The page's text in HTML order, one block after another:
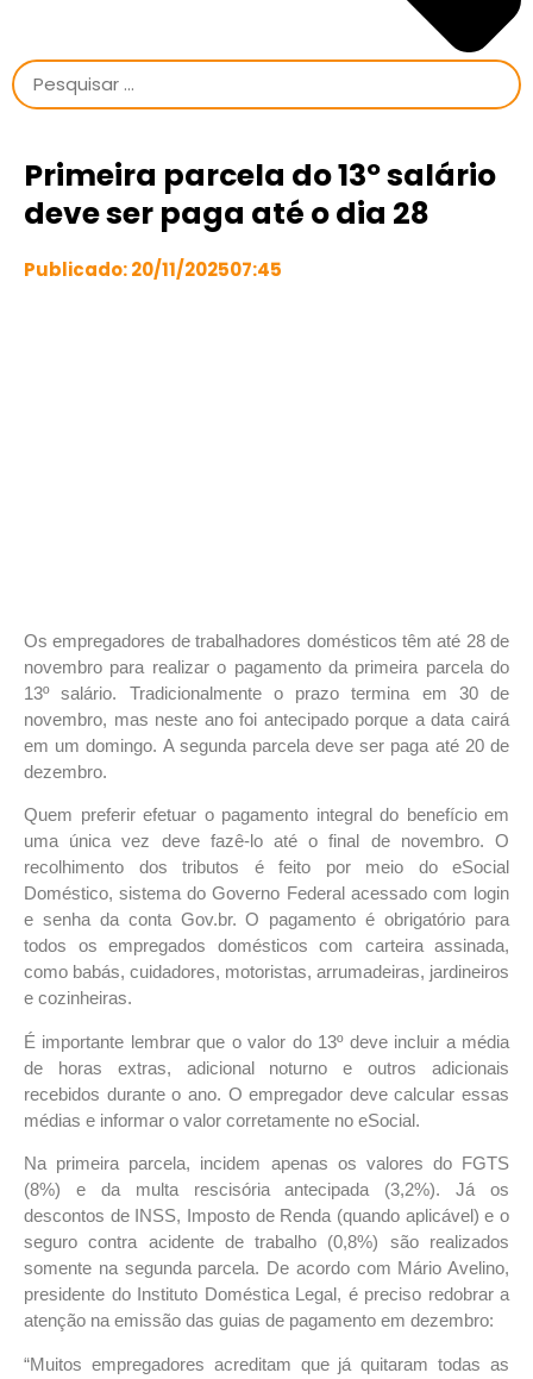
Primeira parcela do 13º salário
deve ser paga até o dia 28
Publicado:20/11/202507:45
Os empregadores de trabalhadores domésticos têm até 28 de
novembro para realizar o pagamento da primeira parcela do
13º salário. Tradicionalmente o prazo termina em 30 de
novembro, mas neste ano foi antecipado porque a data cairá
em um domingo. A segunda parcela deve ser paga até 20 de
dezembro.
Quem preferir efetuar o pagamento integral do benefício em
uma única vez deve fazê-lo até o final de novembro. O
recolhimento dos tributos é feito por meio do eSocial
Doméstico, sistema do Governo Federal acessado com login
e senha da conta Gov.br.O pagamento é obrigatório para
todos os empregados domésticos com carteira assinada,
como babás, cuidadores, motoristas, arrumadeiras, jardineiros
e cozinheiras.
É importante lembrar que o valor do 13º deve incluir a média
de horas extras, adicional noturno e outros adicionais
recebidos durante o ano. O empregador deve calcular essas
médias e informar o valor corretamente no eSocial.
Na primeira parcela, incidem apenas os valores do FGTS
(8%) e da multa rescisória antecipada (3,2%). Já os
descontos de INSS, Imposto de Renda (quando aplicável) e o
seguro contra acidente de trabalho (0,8%) são realizados
somente na segunda parcela. De acordo com Mário Avelino,
presidente do Instituto Doméstica Legal, é preciso redobrar a
atenção na emissão das guias de pagamento em dezembro:
“Muitos empregadores acreditam que já quitaram todas as